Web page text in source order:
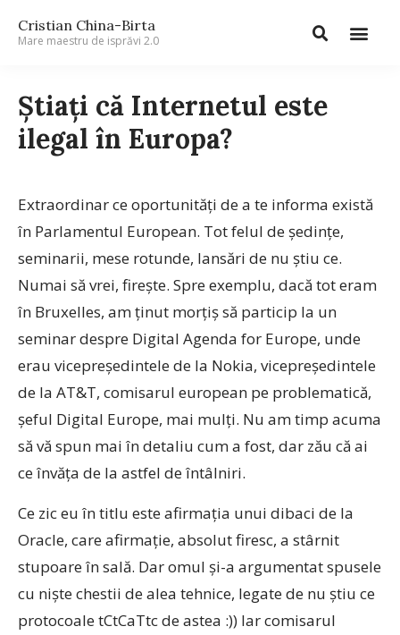
Cristian China-Birta
Mare maestru de isprăvi 2.0
Știați că Internetul este
ilegal în Europa?
Extraordinar ce oportunități de a te informa există
în Parlamentul European. Tot felul de ședințe,
seminarii, mese rotunde, lansări de nu știu ce.
Numai să vrei, firește. Spre exemplu, dacă tot eram
în Bruxelles, am ținut morțiș să particip la un
seminar despre Digital Agenda for Europe, unde
erau vicepreședintele de la Nokia, vicepreședintele
de la AT&T, comisarul european pe problematică,
șeful Digital Europe, mai mulți. Nu am timp acuma
să vă spun mai în detaliu cum a fost, dar zău că ai
ce învăța de la astfel de întâlniri.
Ce zic eu în titlu este afirmația unui dibaci de la
Oracle, care afirmație, absolut firesc, a stârnit
stupoare în sală. Dar omul și-a argumentat spusele
cu niște chestii de alea tehnice, legate de nu știu ce
protocoale tCtCaTtc de astea :)) Iar comisarul